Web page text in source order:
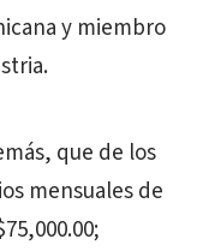
y miembro
que de los
mensuales de